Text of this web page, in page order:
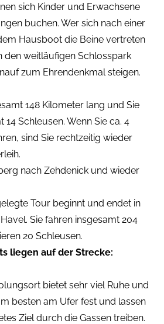
sich Kinder und Erwachsene
buchen. Wer sich nach einer
Hausboot die Beine vertreten
den weitläufigen Schlosspark
zum Ehrendenkmal steigen.
148 Kilometer lang und Sie
14 Schleusen. Wenn Sie ca. 4
sind Sie rechtzeitig wieder
nach Zehdenick und wieder
Tour beginnt und endet in
Sie fahren insgesamt 204
20 Schleusen.
liegen auf der Strecke:
bietet sehr viel Ruhe und
besten am Ufer fest und lassen
Ziel durch die Gassen treiben.